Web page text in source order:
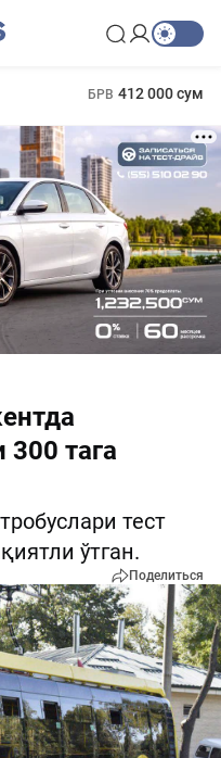
БРВ 412 000 сум
300 тага
тест
ўтган.
Поделиться